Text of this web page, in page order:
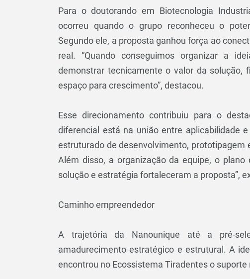
Para o doutorando em Biotecnologia
ocorreu quando o grupo reconheceu o
Segundo ele, a proposta ganhou força ao
real. “Quando conseguimos organizar a
demonstrar tecnicamente o valor da solução,
espaço para crescimento”, destacou.
Esse direcionamento contribuiu para o
diferencial está na união entre aplicabilidade
estruturado de desenvolvimento, prototipagem
Além disso, a organização da equipe, o
solução e estratégia fortaleceram a proposta”,
Caminho empreendedor
A trajetória da Nanounique até a pré-
amadurecimento estratégico e estrutural. A
encontrou no Ecossistema Tiradentes o